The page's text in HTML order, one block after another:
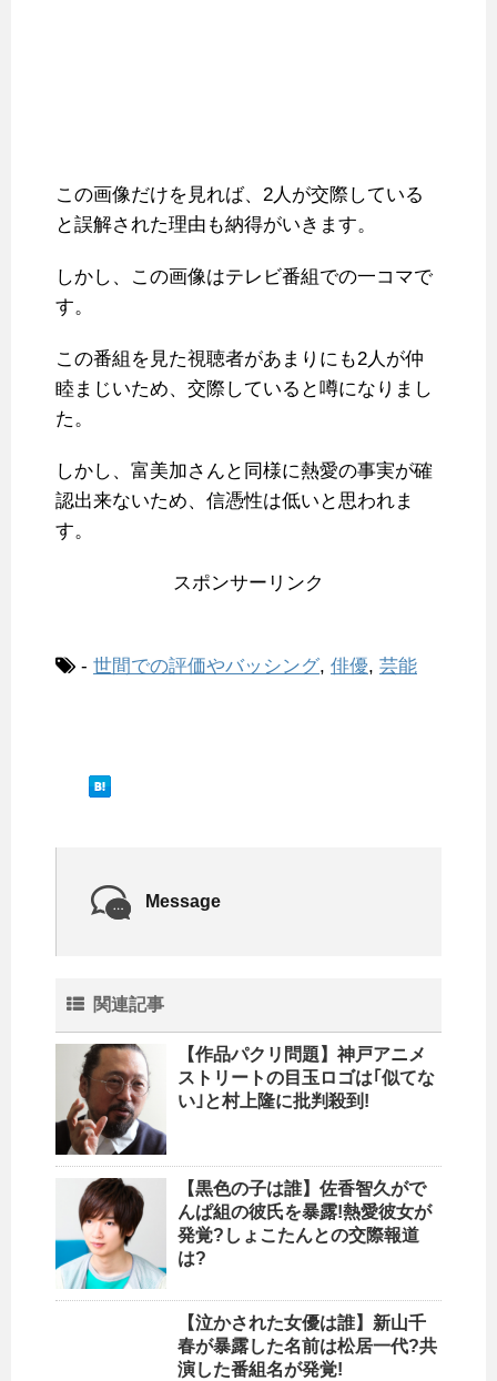
この画像だけを見れば、2人が交際している
と誤解された理由も納得がいきます。
しかし、この画像はテレビ番組での一コマで
す。
この番組を見た視聴者があまりにも2人が仲
睦まじいため、交際していると噂になりまし
た。
しかし、富美加さんと同様に熱愛の事実が確
認出来ないため、信憑性は低いと思われま
す。
スポンサーリンク
- 世間での評価やバッシング, 俳優, 芸能
Message
関連記事
【作品パクリ問題】神戸アニメ
ストリートの目玉ロゴは｢似てな
い｣と村上隆に批判殺到!
【黒色の子は誰】佐香智久がで
んぱ組の彼氏を暴露!熱愛彼女が
発覚?しょこたんとの交際報道
は?
【泣かされた女優は誰】新山千
春が暴露した名前は松居一代?共
演した番組名が発覚!